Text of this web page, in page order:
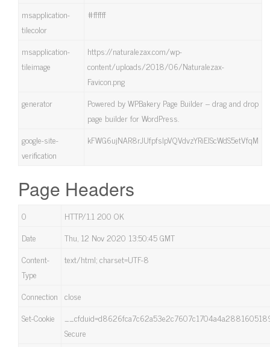
msapplication-
tilecolor
#ffffff
msapplication-
tileimage
https://naturalezax.com/wp-
content/uploads/2018/06/Naturalezax-
Favicon.png
generator
Powered by WPBakery Page Builder – drag and drop
page builder for WordPress.
google-site-
verification
kFWG6ujNAR8rJUfpfslpVQVdvzYRiEIScWdS5etVfqM
Page Headers
0
HTTP/1.1 200 OK
Date
Thu, 12 Nov 2020 13:50:45 GMT
Content-
Type
text/html; charset=UTF-8
Connection close
Set-Cookie
Secure